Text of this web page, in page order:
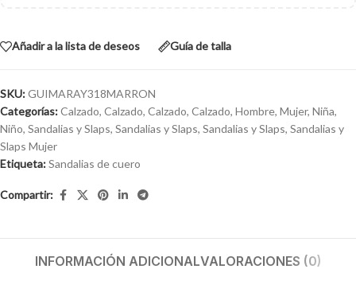
Añadir a la lista de deseos Guía de talla
SKU:GUIMARAY318MARRON
Categorías:Calzado, Calzado, Calzado, Calzado, Hombre, Mujer, Niña,
Niño, Sandalias y Slaps, Sandalias y Slaps, Sandalias y Slaps, Sandalias y
Slaps Mujer
Etiqueta:Sandalias de cuero
Compartir:
INFORMACIÓN ADICIONALVALORACIONES (0)